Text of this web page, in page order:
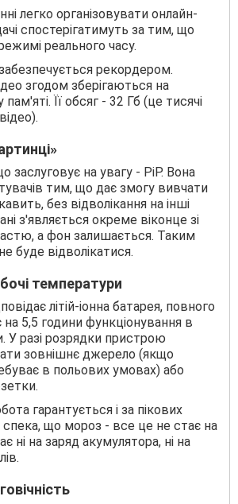
легко організовувати онлайн-
спостерігатимуть за тим, що
реального часу.
рекордером.
згодом зберігаються на
Її обсяг - 32 Гб (це тисячі
заслуговує на увагу - PiP. Вона
тим, що дає змогу вивчати
без відволікання на інші
з'являється окреме віконце зі
а фон залишається. Таким
буде відволікатися.
температури
літій-іонна батарея, повного
на 5,5 години функціонування в
У разі розрядки пристрою
зовнішнє джерело (якщо
в польових умовах) або
гарантується і за пікових
що мороз - все це не стає на
ні на заряд акумулятора, ні на